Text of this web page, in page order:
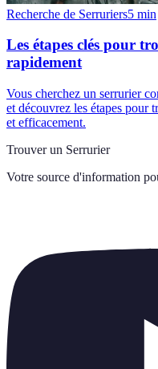
Recherche de Serruriers5 min
Les étapes clés pour
rapidement
Vous cherchez un serrurier
et découvrez les étapes pour
et efficacement.
Trouver un Serrurier
Votre source d'information